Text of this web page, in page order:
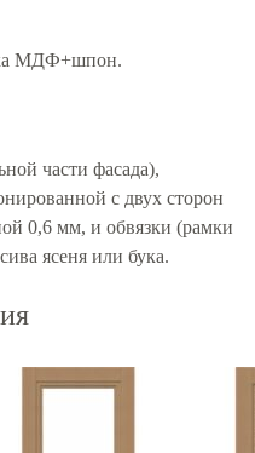
МДФ+шпон.
части фасада),
с двух сторон
0,6 мм, и обвязки (рамки
ясеня или бука.